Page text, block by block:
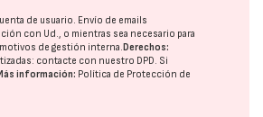
de usuario. Envío de emails
con Ud., o mientras sea necesario para
de gestión interna.Derechos:
contacte con nuestro DPD. Si
información: Política de Protección de